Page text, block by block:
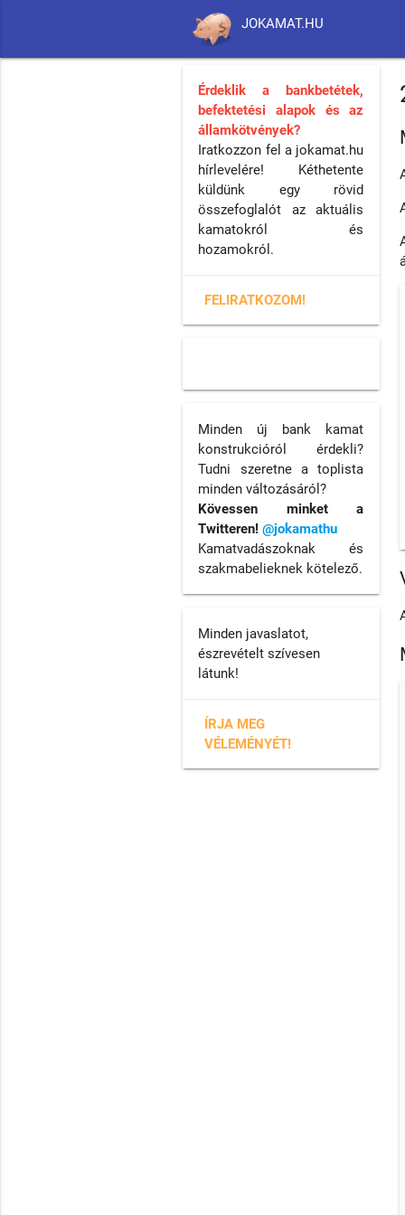
JOKAMAT.HU
Érdeklik a bankbetétek,
befektetési alapok és az
államkötvények?
Iratkozzon fel a jokamat.hu
hírlevelére! Kéthetente
küldünk egy rövid
összefoglalót az aktuális
kamatokról és
hozamokról.
FELIRATKOZOM!
Minden új bank kamat
konstrukcióról érdekli?
Tudni szeretne a toplista
minden változásáról?
Kövessen minket a
Twitteren!@jokamathu
Kamatvadászoknak és
szakmabelieknek kötelező.
Minden javaslatot,
észrevételt szívesen
látunk!
ÍRJA MEG
VÉLEMÉNYÉT!